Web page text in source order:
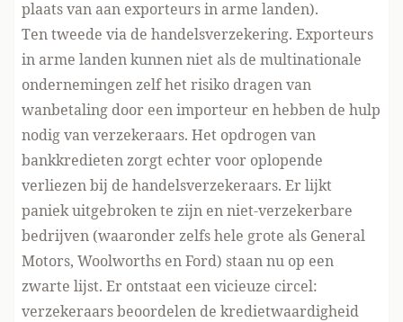
plaats van aan exporteurs in arme landen).
Ten tweede via de handelsverzekering. Exporteurs
in arme landen kunnen niet als de multinationale
ondernemingen zelf het risiko dragen van
wanbetaling door een importeur en hebben de hulp
nodig van verzekeraars. Het opdrogen van
bankkredieten zorgt echter voor oplopende
verliezen bij de handelsverzekeraars. Er lijkt
paniek uitgebroken te zijn en niet-verzekerbare
bedrijven (waaronder zelfs hele grote als General
Motors, Woolworths en Ford) staan nu op een
zwarte lijst. Er ontstaat een vicieuze circel:
verzekeraars beoordelen de kredietwaardigheid